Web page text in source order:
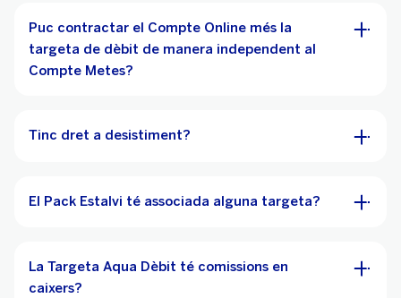
Puc contractar el Compte Online més la
targeta de dèbit de manera independent al
Compte Metes?
Tinc dret a desistiment?
El Pack Estalvi té associada alguna targeta?
La Targeta Aqua Dèbit té comissions en
caixers?